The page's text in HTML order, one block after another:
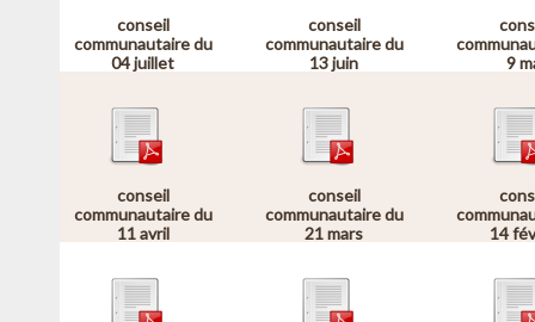
conseil
communautaire du
04 juillet
conseil
communautaire du
13 juin
9
conseil
communautaire du
11 avril
conseil
communautaire du
21 mars
14